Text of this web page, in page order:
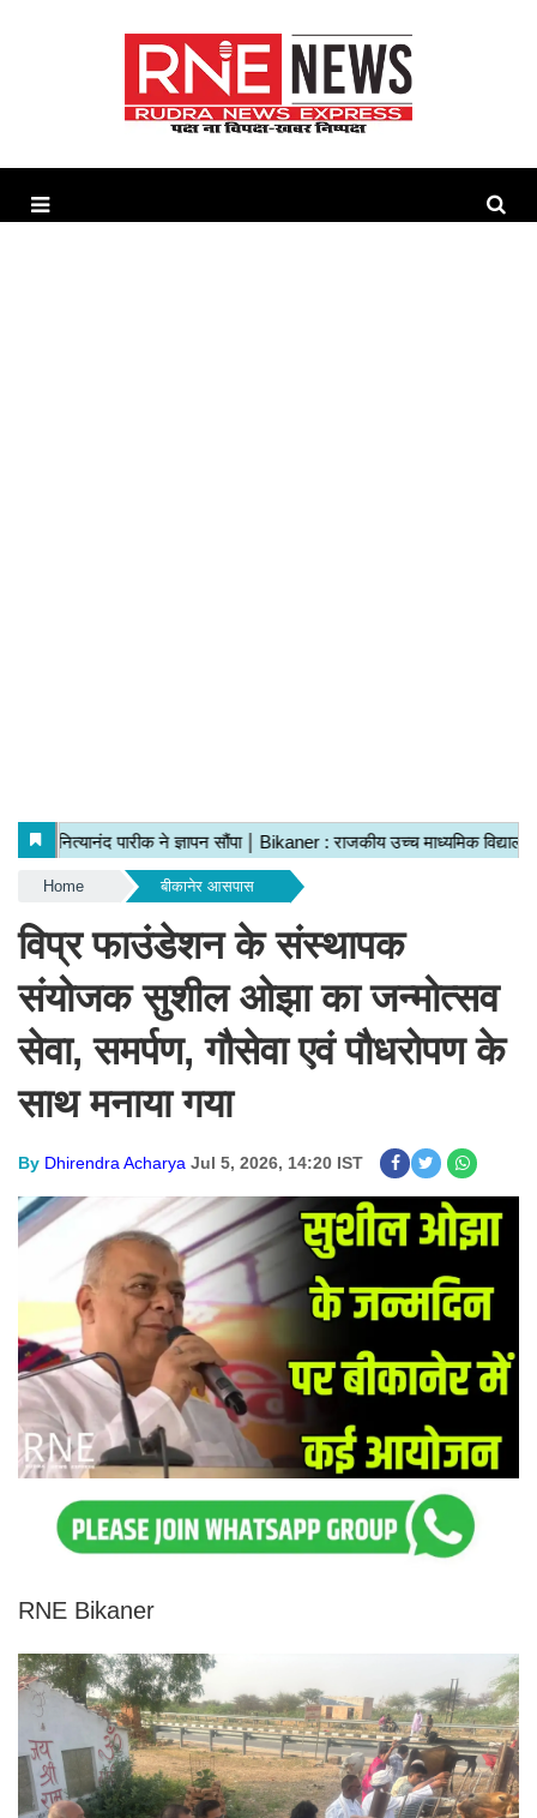
Home बीकानेर आसपास
विप्र फाउंडेशन के संस्थापक
संयोजक सुशील ओझा का जन्मोत्सव
सेवा, समर्पण, गौसेवा एवं पौधरोपण के
साथ मनाया गया
By Dhirendra Acharya Jul 5, 2026, 14:20 IST
RNE Bikaner